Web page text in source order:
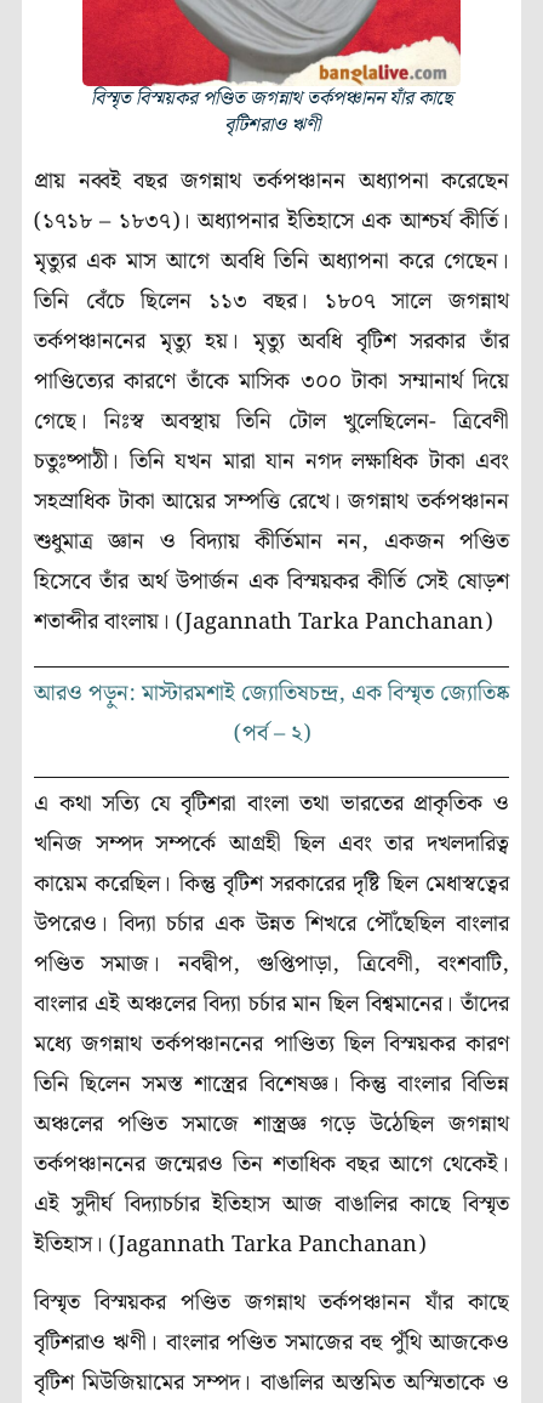
বিস্মৃত বিস্ময়কর পণ্ডিত জগন্নাথ তর্কপঞ্চানন যাঁর কাছে
বৃটিশরাও ঋণী
প্রায় নব্বই বছর জগন্নাথ তর্কপঞ্চানন অধ্যাপনা করেছেন
(১৭১৮ – ১৮৩৭)। অধ্যাপনার ইতিহাসে এক আশ্চর্য কীর্তি।
মৃত্যুর এক মাস আগে অবধি তিনি অধ্যাপনা করে গেছেন।
তিনি বেঁচে ছিলেন ১১৩ বছর। ১৮০৭ সালে জগন্নাথ
তর্কপঞ্চাননের মৃত্যু হয়। মৃত্যু অবধি বৃটিশ সরকার তাঁর
পাণ্ডিত্যের কারণে তাঁকে মাসিক ৩০০ টাকা সম্মানার্থ দিয়ে
গেছে। নিঃস্ব অবস্থায় তিনি টোল খুলেছিলেন- ত্রিবেণী
চতুঃষ্পাঠী। তিনি যখন মারা যান নগদ লক্ষাধিক টাকা এবং
সহস্রাধিক টাকা আয়ের সম্পত্তি রেখে। জগন্নাথ তর্কপঞ্চানন
শুধুমাত্র জ্ঞান ও বিদ্যায় কীর্তিমান নন, একজন পণ্ডিত
হিসেবে তাঁর অর্থ উপার্জন এক বিস্ময়কর কীর্তি সেই ষোড়শ
শতাব্দীর বাংলায়। (Jagannath Tarka Panchanan)
আরও পড়ুন: মাস্টারমশাই জ্যোতিষচন্দ্র, এক বিস্মৃত জ্যোতিষ্ক
(পর্ব – ২)
এ কথা সত্যি যে বৃটিশরা বাংলা তথা ভারতের প্রাকৃতিক ও
খনিজ সম্পদ সম্পর্কে আগ্রহী ছিল এবং তার দখলদারিত্ব
কায়েম করেছিল। কিন্তু বৃটিশ সরকারের দৃষ্টি ছিল মেধাস্বত্বের
উপরেও। বিদ্যা চর্চার এক উন্নত শিখরে পৌঁছেছিল বাংলার
পণ্ডিত সমাজ। নবদ্বীপ, গুপ্তিপাড়া, ত্রিবেণী, বংশবাটি,
বাংলার এই অঞ্চলের বিদ্যা চর্চার মান ছিল বিশ্বমানের। তাঁদের
মধ্যে জগন্নাথ তর্কপঞ্চাননের পাণ্ডিত্য ছিল বিস্ময়কর কারণ
তিনি ছিলেন সমস্ত শাস্ত্রের বিশেষজ্ঞ। কিন্তু বাংলার বিভিন্ন
অঞ্চলের পণ্ডিত সমাজে শাস্ত্রজ্ঞ গড়ে উঠেছিল জগন্নাথ
তর্কপঞ্চাননের জন্মেরও তিন শতাধিক বছর আগে থেকেই।
এই সুদীর্ঘ বিদ্যাচর্চার ইতিহাস আজ বাঙালির কাছে বিস্মৃত
ইতিহাস। (Jagannath Tarka Panchanan)
বিস্মৃত বিস্ময়কর পণ্ডিত জগন্নাথ তর্কপঞ্চানন যাঁর কাছে
বৃটিশরাও ঋণী। বাংলার পণ্ডিত সমাজের বহু পুঁথি আজকেও
বৃটিশ মিউজিয়ামের সম্পদ। বাঙালির অস্তমিত অস্মিতাকে ও